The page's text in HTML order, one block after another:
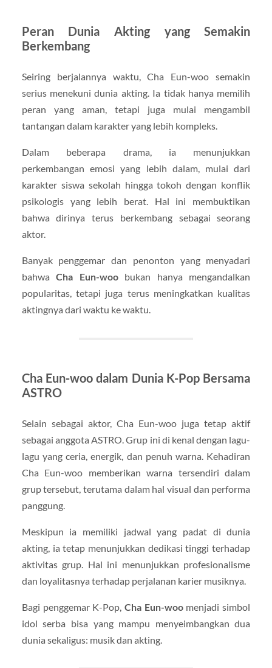
Peran Dunia Akting yang Semakin
Berkembang
Seiring berjalannya waktu, Cha Eun-woo semakin
serius menekuni dunia akting. Ia tidak hanya memilih
peran yang aman, tetapi juga mulai mengambil
tantangan dalam karakter yang lebih kompleks.
Dalam beberapa drama, ia menunjukkan
perkembangan emosi yang lebih dalam, mulai dari
karakter siswa sekolah hingga tokoh dengan konflik
psikologis yang lebih berat. Hal ini membuktikan
bahwa dirinya terus berkembang sebagai seorang
aktor.
Banyak penggemar dan penonton yang menyadari
bahwaCha Eun-woobukan hanya mengandalkan
popularitas, tetapi juga terus meningkatkan kualitas
aktingnya dari waktu ke waktu.
Cha Eun-woo dalam Dunia K-Pop Bersama
ASTRO
Selain sebagai aktor, Cha Eun-woo juga tetap aktif
sebagai anggota ASTRO. Grup ini di kenal dengan lagu-
lagu yang ceria, energik, dan penuh warna. Kehadiran
Cha Eun-woo memberikan warna tersendiri dalam
grup tersebut, terutama dalam hal visual dan performa
panggung.
Meskipun ia memiliki jadwal yang padat di dunia
akting, ia tetap menunjukkan dedikasi tinggi terhadap
aktivitas grup. Hal ini menunjukkan profesionalisme
dan loyalitasnya terhadap perjalanan karier musiknya.
Bagi penggemar K-Pop, Cha Eun-woomenjadi simbol
idol serba bisa yang mampu menyeimbangkan dua
dunia sekaligus: musik dan akting.